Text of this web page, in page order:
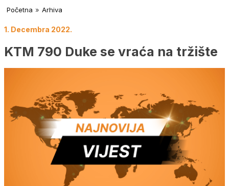
Početna » Arhiva
1. Decembra 2022.
KTM 790 Duke se vraća na tržište